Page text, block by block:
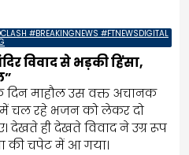
#BREAKINGNEWS #FTNEWSDIGITAL
विवाद से भड़की हिंसा,
माहौल उस वक्त अचानक
में चल रहे भजन को लेकर दो
ही देखते विवाद ने उग्र रूप
की चपेट में आ गया।